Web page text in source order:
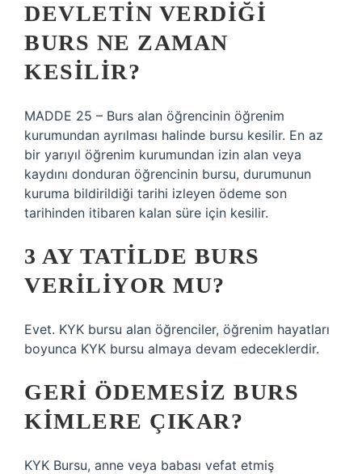
DEVLETIN VERDIĞI
BURS NE ZAMAN
KESILIR?
MADDE 25 – Burs alan öğrencinin öğrenim
kurumundan ayrılması halinde bursu kesilir. En az
bir yarıyıl öğrenim kurumundan izin alan veya
kaydını donduran öğrencinin bursu, durumunun
kuruma bildirildiği tarihi izleyen ödeme son
tarihinden itibaren kalan süre için kesilir.
3 AY TATILDE BURS
VERILIYOR MU?
Evet. KYK bursu alan öğrenciler, öğrenim hayatları
boyunca KYK bursu almaya devam edeceklerdir.
GERI ÖDEMESIZ BURS
KIMLERE ÇIKAR?
KYK Bursu, anne veya babası vefat etmiş